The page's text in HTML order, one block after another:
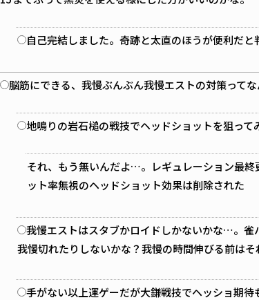
自己完結しました。奇跡と太直のほうが便利だと
脳筋にできる、我慢ぶんぶん我慢エストの対策って
地鳴りの岩石槌の戦技でヘッドショットを狙って
それ、もう無いんだよ…。レギュレーション最
ット率無視のヘッドショット効果は削除された
我慢エストはスタブかロイドしかないかな…。
我慢切れたりしないかな？我慢の時間伸びる前は
手がない以上運ゲーだが大鎌戦技でヘッショ期待